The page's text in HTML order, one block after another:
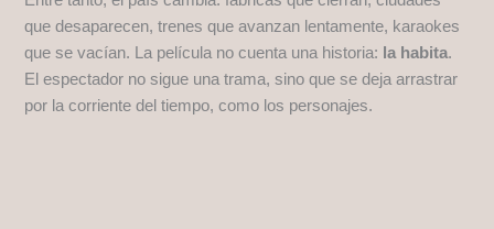
que desaparecen, trenes que avanzan lentamente, karaokes
que se vacían. La película no cuenta una historia: la habita.
El espectador no sigue una trama, sino que se deja arrastrar
por la corriente del tiempo, como los personajes.